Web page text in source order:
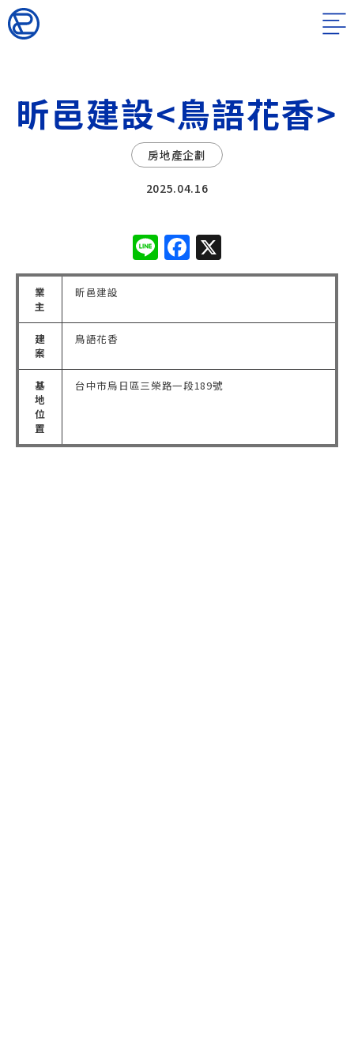
昕邑建設<鳥語花香>
房地產企劃
2025.04.16
LineFacebook
業
主
昕邑建設
建
案
鳥語花香
基
地
位
置
台中市烏日區三榮路一段189號